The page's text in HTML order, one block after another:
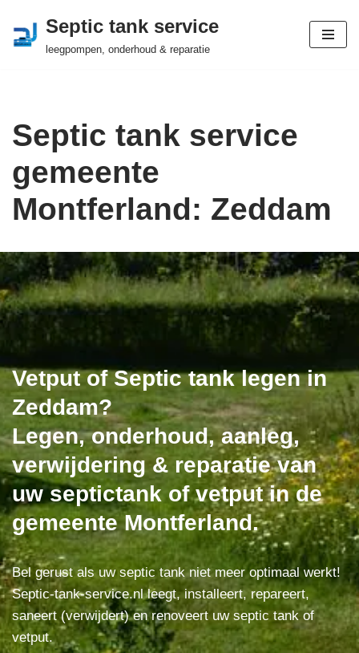
Ga
Septic tank service
leegpompen, onderhoud & reparatie
Septic tank service
gemeente
Montferland: Zeddam
Vetput of Septic tank legen in
Zeddam?
Legen, onderhoud, aanleg,
verwijdering & reparatie van
uw septictank of vetput in de
gemeente Montferland.
Bel gerust als uw septic tank niet meer optimaal werkt!
Septic-tank-service.nl leegt, installeert, repareert,
saneert (verwijdert) en renoveert uw septic tank of
vetput.